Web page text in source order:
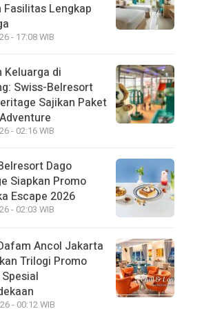
Fasilitas Lengkap
- 17:08 WIB
Keluarga di
Swiss-Belresort
Sajikan Paket
- 02:16 WIB
Dago
Siapkan Promo
Escape 2026
- 02:03 WIB
Ancol Jakarta
Trilogi Promo
- 00:12 WIB